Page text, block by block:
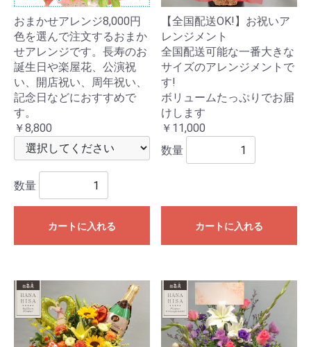
おまかせアレンジ8,000円
色を選んで注文するおまか
せアレンジです。長寿のお
誕生日や楽屋花、公演祝
い、開店祝い、周年祝い、
記念日などにおすすめで
す。
￥8,800
数量
カートに入れる
【全国配送OK!】お祝いア
レンジメント
全国配送可能な一番大きな
サイズのアレンジメントで
す!
ボリュームたっぷりでお届
けします
￥11,000
数量
カートに入れる